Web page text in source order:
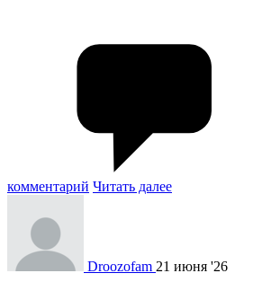
комментарий Читать далее
Droozofam 21 июня '26